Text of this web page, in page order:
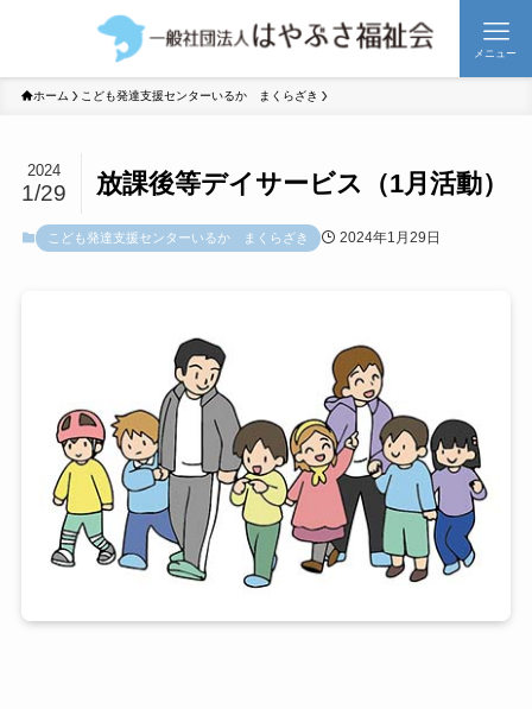
メニュー
ホーム こども発達支援センターいるか まくらざき
放課後等デイサービス（1月活動）
2024
1/29
こども発達支援センターいるか まくらざき 2024年1月29日